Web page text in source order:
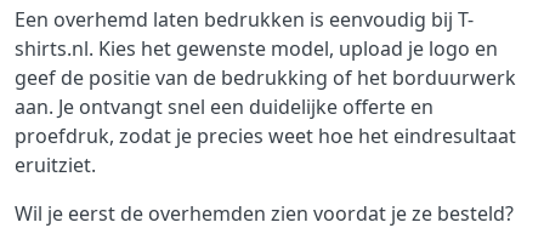
Een overhemd laten bedrukken is eenvoudig bij T-
shirts.nl. Kies het gewenste model, upload je logo en
geef de positie van de bedrukking of het borduurwerk
aan. Je ontvangt snel een duidelijke offerte en
proefdruk, zodat je precies weet hoe het eindresultaat
eruitziet.
Wil je eerst de overhemden zien voordat je ze besteld?